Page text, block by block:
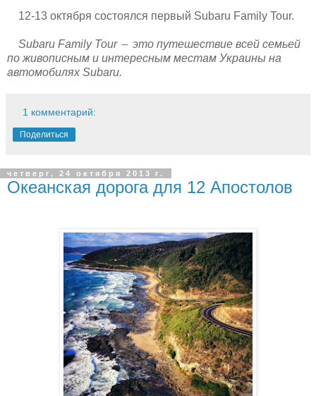
12-13 октября состоялся первый Subaru Family Tour.
Subaru Family Tour ― это путешествие всей семьей
по живописным и интересным местам Украины на
автомобилях Subaru.
1 комментарий:
Поделиться
четверг, 24 октября 2013 г.
Океанская дорога для 12 Апостолов